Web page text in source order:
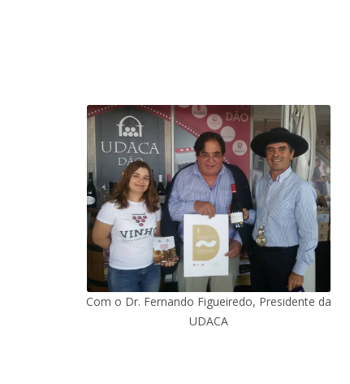
Com o Dr. Fernando Figueiredo, Presidente da
UDACA